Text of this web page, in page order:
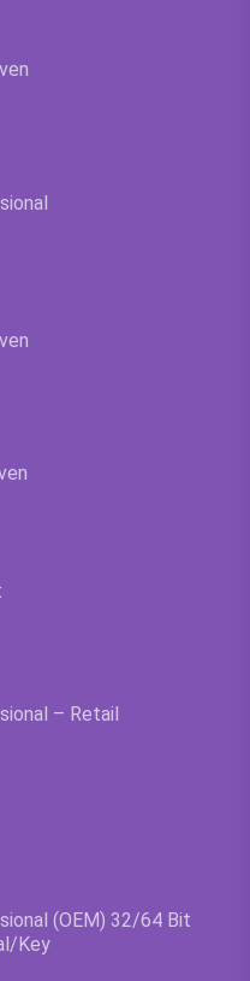
– Retail
(OEM) 32/64 Bit
Key